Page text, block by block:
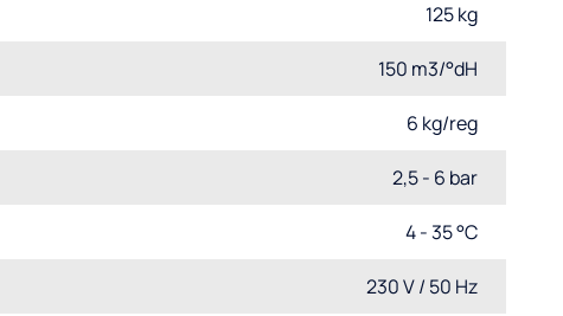
125 kg
150 m3/°dH
6 kg/reg
2,5 - 6 bar
4 - 35 °C
230 V / 50 Hz